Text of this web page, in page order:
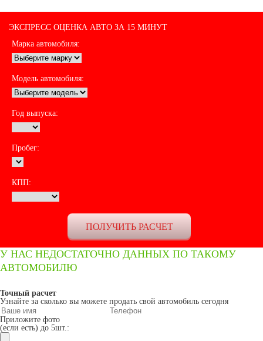
ЭКСПРЕСС ОЦЕНКА АВТО ЗА 15 МИНУТ
Марка автомобиля:
Модель автомобиля:
Год выпуска:
Пробег:
КПП:
У НАС НЕДОСТАТОЧНО ДАННЫХ ПО ТАКОМУ
АВТОМОБИЛЮ
Точный расчет
Узнайте за сколько вы можете продать свой автомобиль сегодня
Приложите фото
(если есть) до 5шт.: